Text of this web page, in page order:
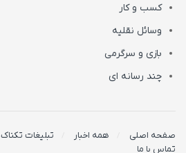
کسب و کار
وسائل نقلیه
بازی و سرگرمی
چند رسانه ای
صفحه اصلی همه اخبار تبلیغات تکناک
تماس با ما